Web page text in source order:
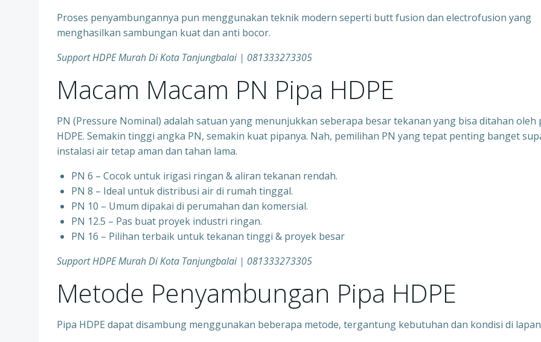
Proses penyambungannya pun menggunakan teknik modern seperti butt fusion dan electrofusion yang
menghasilkan sambungan kuat dan anti bocor.
Support HDPE Murah Di Kota Tanjungbalai | 081333273305
Macam Macam PN Pipa HDPE
PN (Pressure Nominal) adalah satuan yang menunjukkan seberapa besar tekanan yang bisa ditahan oleh
HDPE. Semakin tinggi angka PN, semakin kuat pipanya. Nah, pemilihan PN yang tepat penting banget
instalasi air tetap aman dan tahan lama.
PN 6 – Cocok untuk irigasi ringan & aliran tekanan rendah.
PN 8 – Ideal untuk distribusi air di rumah tinggal.
PN 10 – Umum dipakai di perumahan dan komersial.
PN 12.5 – Pas buat proyek industri ringan.
PN 16 – Pilihan terbaik untuk tekanan tinggi & proyek besar
Support HDPE Murah Di Kota Tanjungbalai | 081333273305
Metode Penyambungan Pipa HDPE
Pipa HDPE dapat disambung menggunakan beberapa metode, tergantung kebutuhan dan kondisi di